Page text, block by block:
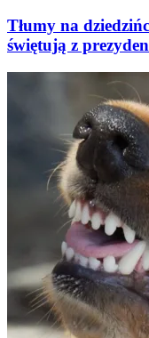
Tłumy na
świętują z